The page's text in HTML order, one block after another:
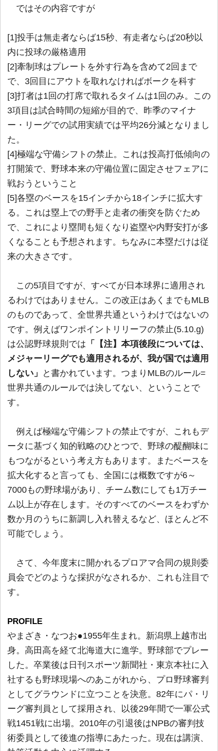
ではその内容ですが
[1]投手は無走者ならば15秒、有走者ならば20秒以
内に投球の厳格適用
[2]牽制球はプレートを外す行為を含めて2回まで
で、3回目にアウトを取れなければボークを科す
[3]打者は1回の打席で取れるタイムは1回のみ。この
3項目は試合時間の短縮が目的で、昨季のマイナ
ー・リーグでの試用実績では平均26分減となりまし
た。
[4]極端な守備シフトの禁止。これは投高打低傾向の
打開策で、野球本来の守備位置に固定させフェアに
戦おうということ
[5]各塁のベースを15インチから18インチに拡大す
る。これは塁上での野手と走者の衝突を防ぐため
で、これにより塁間も短くなり盗塁や内野安打が多
くなることも予想されます。ちなみに本塁だけは従
来の大きさです。
この5項目ですが、すべてが日本球界に適用され
るわけではありません。この改正はあくまでもMLB
のものであって、全世界共通というわけではないの
です。例えばワンポイントリリーフの禁止(5.10.g)
は公認野球規則では 「【注】本項後段については、
メジャーリーグでも適用されるが、我が国では適用
しない」
と書かれています。つまりMLBのルール=
世界共通のルールでは決してない、ということで
す。
例えば極端な守備シフトの禁止ですが、これもデ
ータに基づく知的戦略のひとつで、野球の醍醐味に
もつながるという考え方もあります。またベースを
拡大化すると言っても、全国には概数ですが6～
7000もの野球場があり、チーム数にしても1万チー
ム以上が存在します。そのすべてのベースをわずか
数か月のうちに新調し入れ替えるなど、ほとんど不
可能でしょう。
さて、今年度末に開かれるプロアマ合同の規則委
員会でどのような採択がなされるか、これも注目で
す。
PROFILE
やまざき・なつお●1955年生まれ。新潟県上越市出
身。高田高を経て北海道大に進学。野球部でプレー
した。卒業後は日刊スポーツ新聞社・東京本社に入
社するも野球現場へのあこがれから、プロ野球審判
としてグラウンドに立つことを決意。82年にパ・リ
ーグ審判員として採用され、以後29年間で一軍公式
戦1451戦に出場。2010年の引退後はNPBの審判技
術委員として後進の指導にあたった。現在は講演、